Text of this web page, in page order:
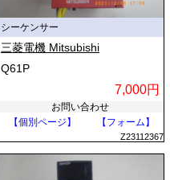
シーケンサー
三菱電機 Mitsubishi
Q61P
7,000円
お問い合わせ
【個別ページ】
【フォーム】
Z23112367